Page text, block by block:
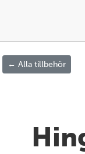
← Alla tillbehör